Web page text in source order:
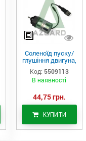
Соленоїд пуску/
глушіння двигуна,
актуатор (550-
9113)
Код: 5509113
В наявності
44,75 грн.
КУПИТИ